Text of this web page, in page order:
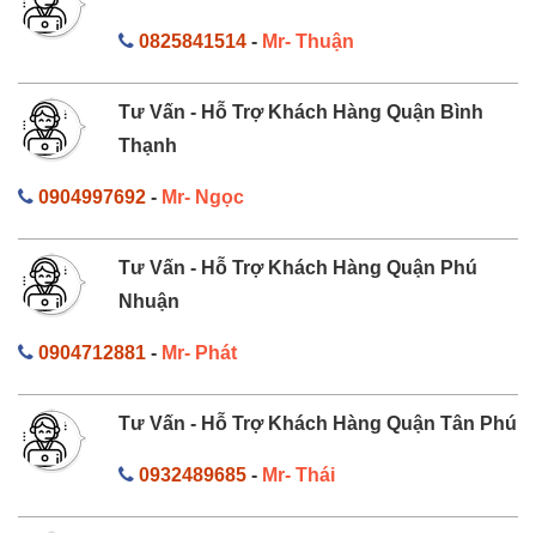
0825841514- Mr- Thuận
Tư Vấn - Hỗ Trợ Khách Hàng Quận Bình
Thạnh
0904997692 - Mr- Ngọc
Tư Vấn - Hỗ Trợ Khách Hàng Quận Phú
Nhuận
0904712881 - Mr- Phát
Tư Vấn - Hỗ Trợ Khách Hàng Quận Tân Phú
0932489685- Mr- Thái